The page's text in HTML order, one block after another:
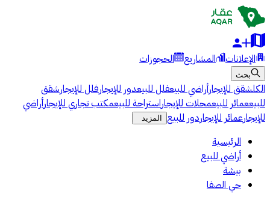
الإعلانات المشاريع الحجوزات
بحث
الكلشقق للإيجارأراضي للبيعفلل للبيعدور للإيجارفلل للإيجارشقق
للبيععمائر للبيعمحلات للإيجاراستراحة للبيعمكتب تجاري للإيجارأراضي
للإيجارعمائر للإيجاردور للبيع المزيد
الرئيسية
أراضي للبيع
بيشة
حي الصفا